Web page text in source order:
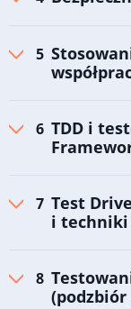
TDD i
Test
i techniki